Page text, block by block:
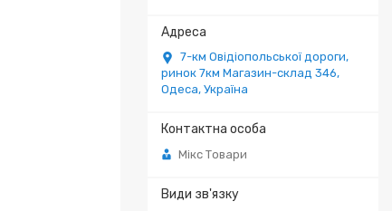
7-км Овідіопольської дороги,
ринок 7км Магазин-склад 346,
Одеса, Україна
Мікс Товари